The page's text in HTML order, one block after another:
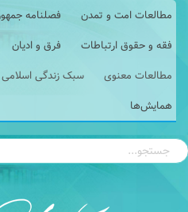
مطالعات امت و تمدن فصلنامه جمهور
فقه و حقوق ارتباطات
فرق و ادیان
مطالعات معنوی
سبک زندگی اسلامی
همایش‌ها